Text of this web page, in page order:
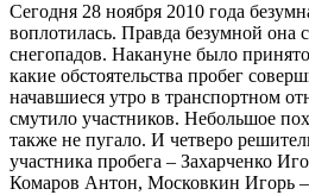
Сегодня 28 ноября 2010 года
воплотилась. Правда безумной она
снегопадов. Накануне было
какие обстоятельства пробег
начавшиеся утро в транспортном
смутило участников. Небольшое
также не пугало. И четверо
участника пробега – Захарченко
Комаров Антон, Московкин Игорь –